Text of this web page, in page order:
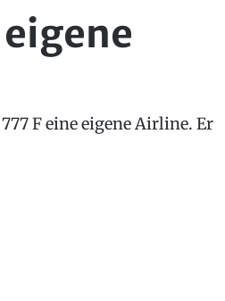
F eine eigene Airline. Er